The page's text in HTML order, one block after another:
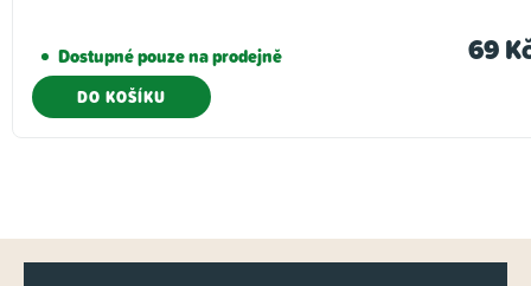
Dostupné pouze na prodejně 69
DO KOŠÍKU